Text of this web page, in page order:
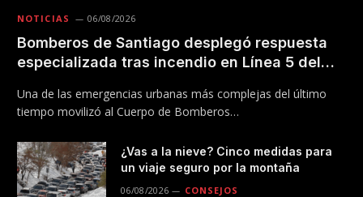
NOTICIAS 06/08/2026
Bomberos de Santiago desplegó respuesta
especializada tras incendio en Línea 5 del
Una de las emergencias urbanas más complejas del último
tiempo movilizó al Cuerpo de Bomberos…
¿Vas a la nieve? Cinco medidas para
un viaje seguro por la montaña
06/08/2026 CONSEJOS